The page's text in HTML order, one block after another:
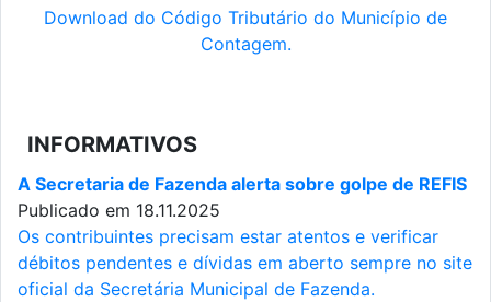
Download do Código Tributário do Município de
Contagem.
INFORMATIVOS
A Secretaria de Fazenda alerta sobre golpe de REFIS
Publicado em 18.11.2025
Os contribuintes precisam estar atentos e verificar
débitos pendentes e dívidas em aberto sempre no site
oficial da Secretária Municipal de Fazenda.